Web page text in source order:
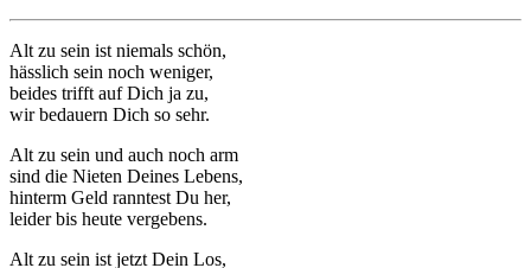
Alt zu sein ist niemals schön,
hässlich sein noch weniger,
beides trifft auf Dich ja zu,
wir bedauern Dich so sehr.
Alt zu sein und auch noch arm
sind die Nieten Deines Lebens,
hinterm Geld ranntest Du her,
leider bis heute vergebens.
Alt zu sein ist jetzt Dein Los,